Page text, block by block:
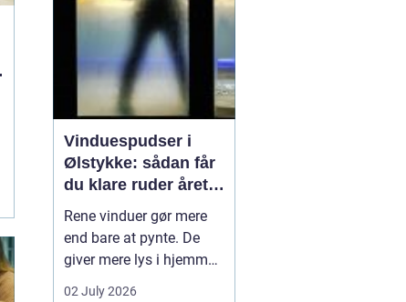
Vinduespudser i
Ølstykke: sådan får
du klare ruder året
rundt
Rene vinduer gør mere
end bare at pynte. De
giver mere lys i hjemmet,
bedre udsigt og et
02 July 2026